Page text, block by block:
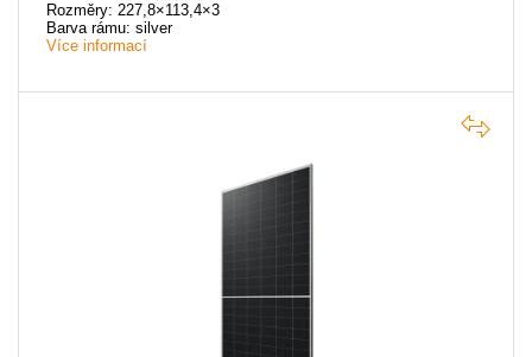
Rozměry: 227,8×113,4×3
Barva rámu: silver
Více informací